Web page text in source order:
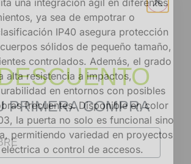
una integración ágil en diferentes
ya sea de empotrar o
IP40 asegura protección
sólidos de pequeño tamaño,
controlados. Además, el grado
alta resistencia a impactos,
en entornos con posibles
frecuentes. Disponible en color
la puerta no solo es funcional sino
permitiendo variedad en proyectos
o control de accesos.
PRIMERA COMPRA